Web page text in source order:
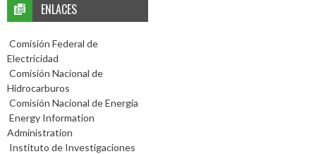
ENLACES
Comisión Federal de
Electricidad
Comisión Nacional de
Hidrocarburos
Comisión Nacional de Energía
Energy Information
Administration
Instituto de Investigaciones